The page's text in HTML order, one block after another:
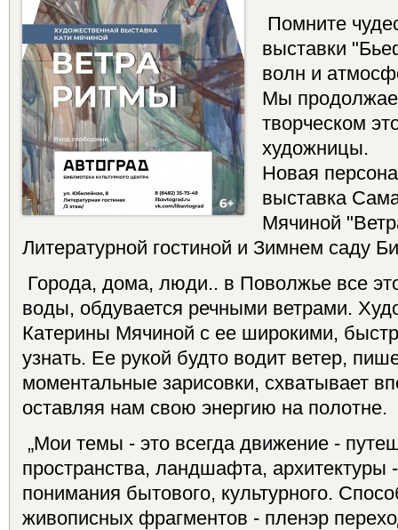
Помните
выставки
волн и
Мы
творческом
художницы.
Новая
выставка
Мячиной
Литературной гостиной и Зимнем саду
Города, дома, люди.. в Поволжье все
воды, обдувается речными ветрами.
Катерины Мячиной с ее широкими,
узнать. Ее рукой будто водит ветер,
моментальные зарисовки, схватывает
оставляя нам свою энергию на полотне.
„Мои темы - это всегда движение -
пространства, ландшафта, архитектуры
понимания бытового, культурного.
живописных фрагментов - пленэр